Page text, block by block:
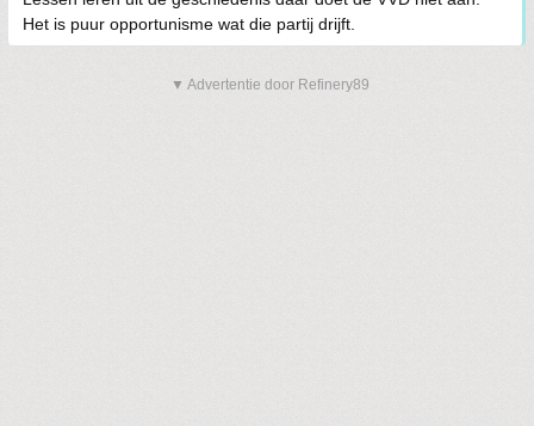
Het is puur opportunisme wat die partij drijft.
▼ Advertentie door Refinery89